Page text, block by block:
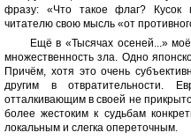
фразу: «Что такое флаг? Кусок
читателю свою мысль «от
Ещё в «Тысячах осеней...»
множественность зла. Одно
Причём, хотя это очень
другим в отвратительности.
отталкивающим в своей не
более жестоким к судьбам
локальным и слегка опереточным.